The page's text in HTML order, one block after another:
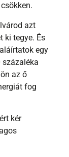
azt
ki tegye. És
egy
százaléka
az ő
fog
kér